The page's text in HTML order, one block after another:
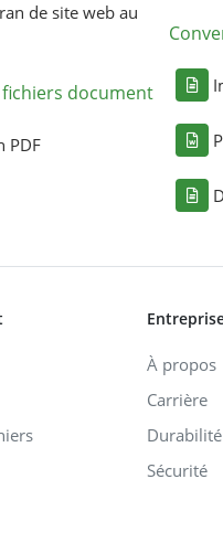
de site web au
document
PDF
À propos
Carrière
Durabilité
Sécurité